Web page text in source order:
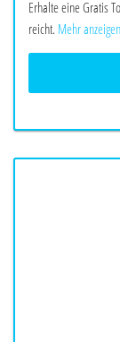
Erhalte eine Gratis
reicht. Mehr anzeigen